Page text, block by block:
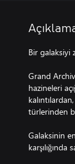
Bir galaksiyi
Grand
hazineleri
türlerinden
Galaksinin
karşılığında